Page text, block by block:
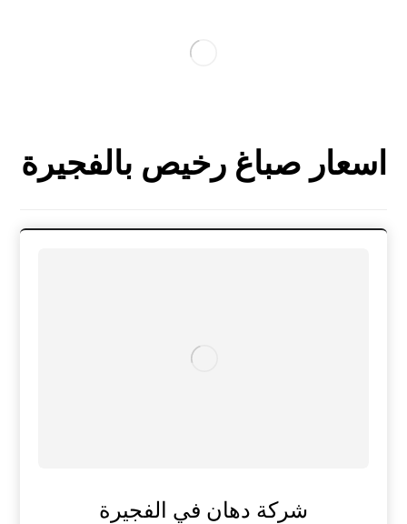
اسعار صباغ رخيص بالفجيرة
شركة دهان في الفجيرة